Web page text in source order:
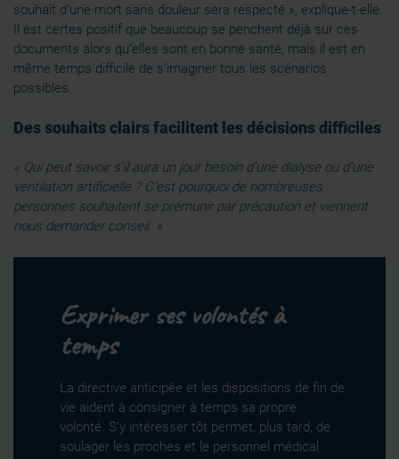
souhait d’une mort sans douleur sera respecté », explique-t-elle.
Il est certes positif que beaucoup se penchent déjà sur ces
documents alors qu’elles sont en bonne santé, mais il est en
même temps difficile de s’imaginer tous les scénarios
possibles.
Des souhaits clairs facilitent les décisions difficiles
« Qui peut savoir s’il aura un jour besoin d’une dialyse ou d’une
ventilation artificielle ? C’est pourquoi de nombreuses
personnes souhaitent se prémunir par précaution et viennent
nous demander conseil. »
Exprimer ses volontés à
temps
La directive anticipée et les dispositions de fin de
vie aident à consigner à temps sa propre
volonté. S’y intéresser tôt permet, plus tard, de
soulager les proches et le personnel médical.